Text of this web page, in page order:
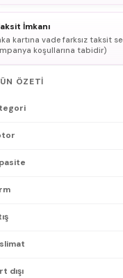
İmkanı
kartına vade farksız taksit
koşullarına tabidir)
ÖZETI
dışı